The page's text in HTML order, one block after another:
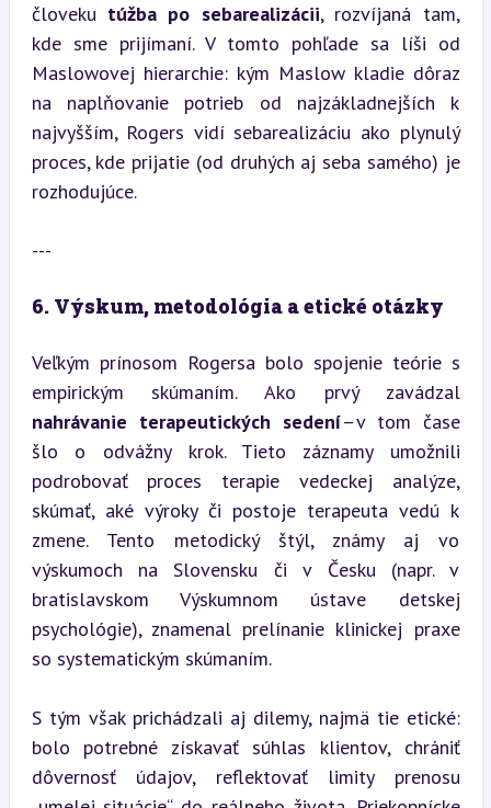
človeku túžba po sebarealizácii, rozvíjaná tam,
kde sme prijímaní. V tomto pohľade sa líši od
Maslowovej hierarchie: kým Maslow kladie dôraz
na naplňovanie potrieb od najzákladnejších k
najvyšším, Rogers vidí sebarealizáciu ako plynulý
proces, kde prijatie (od druhých aj seba samého) je
rozhodujúce.
---
6. Výskum, metodológia a etické otázky
Veľkým prínosom Rogersa bolo spojenie teórie s
empirickým skúmaním. Ako prvý zavádzal
nahrávanie terapeutických sedení – v tom čase
šlo o odvážny krok. Tieto záznamy umožnili
podrobovať proces terapie vedeckej analýze,
skúmať, aké výroky či postoje terapeuta vedú k
zmene. Tento metodický štýl, známy aj vo
výskumoch na Slovensku či v Česku (napr. v
bratislavskom Výskumnom ústave detskej
psychológie), znamenal prelínanie klinickej praxe
so systematickým skúmaním.
S tým však prichádzali aj dilemy, najmä tie etické:
bolo potrebné získavať súhlas klientov, chrániť
dôvernosť údajov, reflektovať limity prenosu